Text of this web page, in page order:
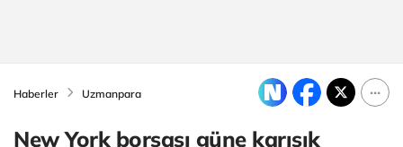
Haberler Uzmanpara
New York borsası güne karışık